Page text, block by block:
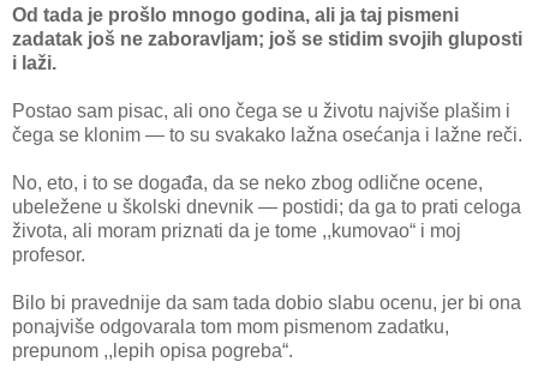
Od tada je prošlo mnogo godina, ali ja taj pismeni
zadatak još ne zaboravljam; još se stidim svojih gluposti
i laži.
Postao sam pisac, ali ono čega se u životu najviše plašim i
čega se klonim — to su svakako lažna osećanja i lažne reči.
No, eto, i to se događa, da se neko zbog odlične ocene,
ubeležene u školski dnevnik — postidi; da ga to prati celoga
života, ali moram priznati da je tome ,,kumovao“ i moj
profesor.
Bilo bi pravednije da sam tada dobio slabu ocenu, jer bi ona
ponajviše odgovarala tom mom pismenom zadatku,
prepunom ,,lepih opisa pogreba“.